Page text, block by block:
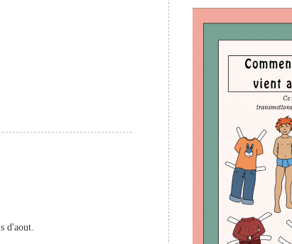
d'aout.